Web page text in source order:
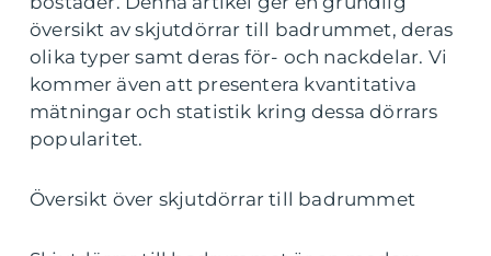
översikt av skjutdörrar till badrummet, deras
olika typer samt deras för- och nackdelar. Vi
kommer även att presentera kvantitativa
mätningar och statistik kring dessa dörrars
popularitet.
Översikt över skjutdörrar till badrummet